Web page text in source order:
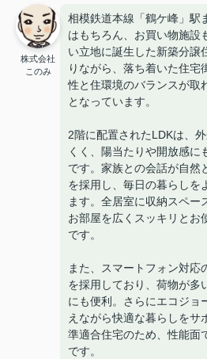
株式会社
このみ
相模鉄道本線「鶴ケ峰」駅
はもちろん、お買い物施設
い立地に誕生した新築分譲
りながら、落ち着いた住宅
性と住環境のバランスが取
となっています。
2階に配置されたLDKは、
くく、陽当たりや開放感に
です。家族との会話が自然
を採用し、毎日の暮らしを
ます。全居室に収納スペー
お部屋を広くスッキリとお
です。
また、スマートフォン対応
を採用しており、荷物が多
にも便利。さらにエコジョ
えながら快適な暮らしをサ
準適合住宅のため、性能面
です。